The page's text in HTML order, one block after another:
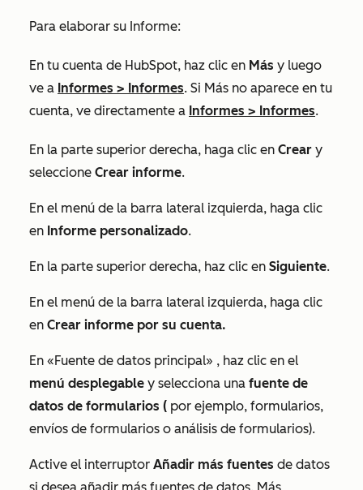
Para elaborar su Informe:
En tu cuenta de HubSpot, haz clic en Más y luego
ve a Informes > Informes. Si Más no aparece en tu
cuenta, ve directamente a Informes > Informes.
En la parte superior derecha, haga clic en Crear y
seleccione Crear informe.
En el menú de la barra lateral izquierda, haga clic
en Informe personalizado.
En la parte superior derecha, haz clic en Siguiente.
En el menú de la barra lateral izquierda, haga clic
en Crear informe por su cuenta.
En «Fuente de datos principal» , haz clic en el
menú desplegable y selecciona una fuente de
datos de formularios ( por ejemplo, formularios,
envíos de formularios o análisis de formularios).
Active el interruptor Añadir más fuentes de datos